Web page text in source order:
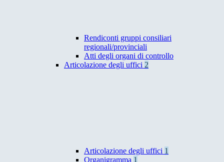
Rendiconti gruppi consiliari
regionali/provinciali
Atti degli organi di controllo
Articolazione degli uffici 2
Articolazione degli uffici 1
Organigramma 1